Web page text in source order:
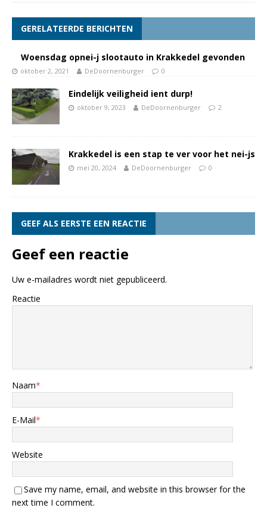
GERELATEERDE BERICHTEN
Woensdag opnei-j slootauto in Krakkedel gevonden
oktober 2, 2021 DeDoornenburger 0
Eindelijk veiligheid ient durp!
oktober 9, 2023 DeDoornenburger 2
Krakkedel is een stap te ver voor het nei-js
mei 20, 2024 DeDoornenburger 0
GEEF ALS EERSTE EEN REACTIE
Geef een reactie
Uw e-mailadres wordt niet gepubliceerd.
Reactie
Naam*
E-Mail*
Website
Save my name, email, and website in this browser for the
next time I comment.